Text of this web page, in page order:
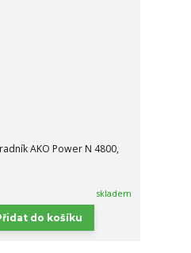
AKO Power N 4800,
skladem
do košíku